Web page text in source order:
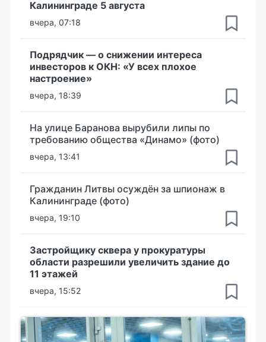
Калининграде 5 августа
вчера, 07:18
Подрядчик — о снижении интереса
инвесторов к ОКН: «У всех плохое
настроение»
вчера, 18:39
На улице Баранова вырубили липы по
требованию общества «Динамо» (фото)
вчера, 13:41
Гражданин Литвы осуждён за шпионаж в
Калининграде (фото)
вчера, 19:10
Застройщику сквера у прокуратуры
области разрешили увеличить здание до
11 этажей
вчера, 15:52